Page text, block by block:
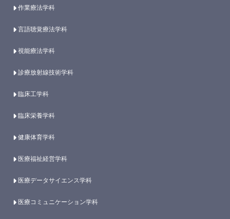
作業療法学科
言語聴覚療法学科
視能療法学科
診療放射線技術学科
臨床工学科
臨床栄養学科
健康体育学科
医療福祉経営学科
医療データサイエンス学科
医療コミュニケーション学科